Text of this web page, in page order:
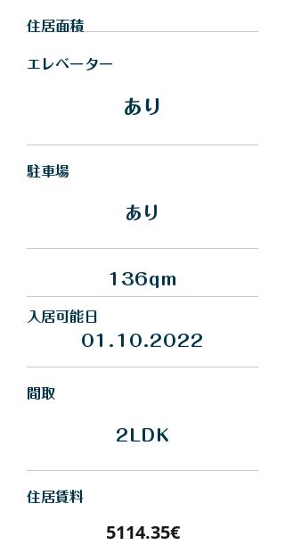
住居面積
エレベーター
あり
駐車場
あり
136qm
入居可能日
01.10.2022
間取
2LDK
住居賃料
5114.35€